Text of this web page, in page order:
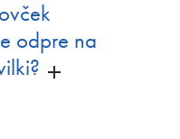
odpre na